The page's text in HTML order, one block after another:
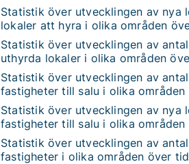
Statistik över utvecklingen av nya
lokaler att hyra i olika områden
Statistik över utvecklingen av antal
uthyrda lokaler i olika områden
Statistik över utvecklingen av
fastigheter till salu i olika områden
Statistik över utvecklingen av nya
fastigheter till salu i olika områden
Statistik över utvecklingen av
fastigheter i olika områden över tid